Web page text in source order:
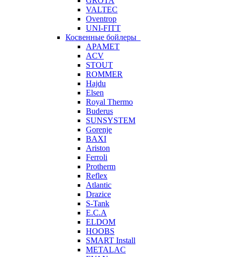
VALTEC
Oventrop
UNI-FITT
Косвенные бойлеры
APAMET
ACV
STOUT
ROMMER
Hajdu
Elsen
Royal Thermo
Buderus
SUNSYSTEM
Gorenje
BAXI
Ariston
Ferroli
Protherm
Reflex
Atlantic
Drazice
S-Tank
E.C.A
ELDOM
HOOBS
SMART Install
METALAC